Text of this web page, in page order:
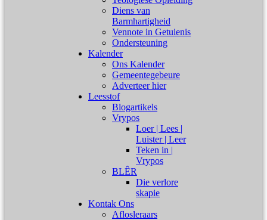
Diens van
Barmhartigheid
Vennote in Getuienis
Ondersteuning
Kalender
Ons Kalender
Gemeentegebeure
Adverteer hier
Leesstof
Blogartikels
Vrypos
Loer | Lees |
Luister | Leer
Teken in |
Vrypos
BLÊR
Die verlore
skapie
Kontak Ons
Aflosleraars